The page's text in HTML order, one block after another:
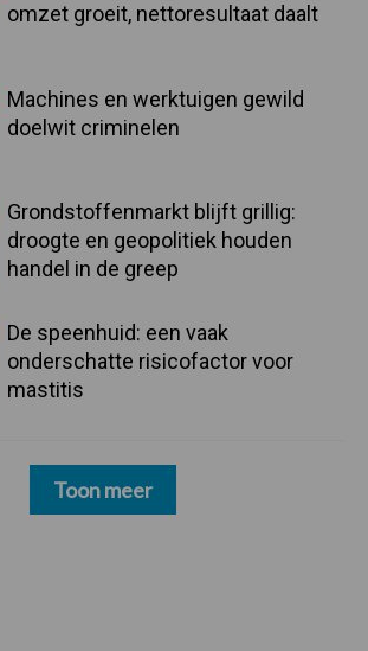
omzet groeit, nettoresultaat daalt
Machines en werktuigen gewild
doelwit criminelen
Grondstoffenmarkt blijft grillig:
droogte en geopolitiek houden
handel in de greep
De speenhuid: een vaak
onderschatte risicofactor voor
mastitis
Toon meer